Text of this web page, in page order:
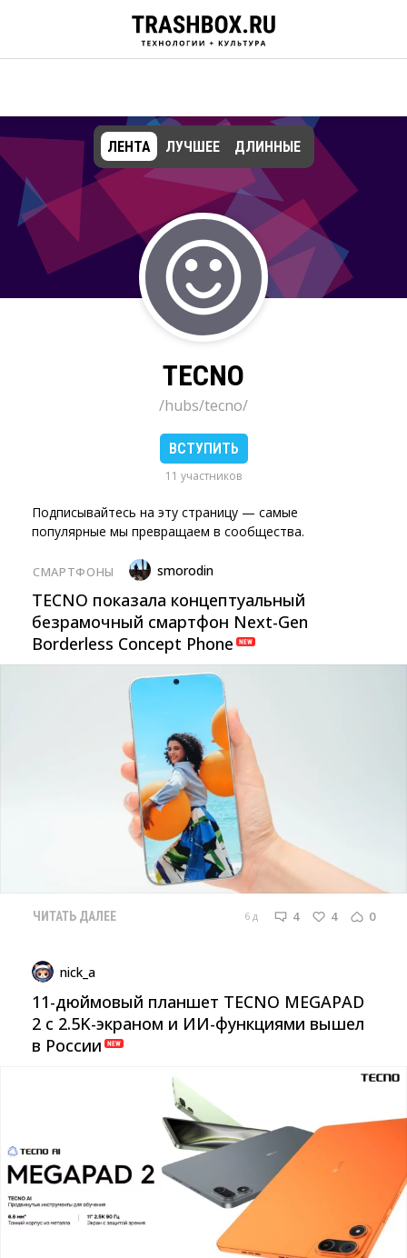
ЛЕНТА ЛУЧШЕЕ ДЛИННЫЕ
TECNO
/hubs/tecno/
ВСТУПИТЬ
11 участников
Подписывайтесь на эту страницу — самые
популярные мы превращаем в сообщества.
СМАРТФОНЫ smorodin
TECNO показала концептуальный
безрамочный смартфон Next-Gen
Borderless Concept Phone
ЧИТАТЬ ДАЛЕЕ 6 д 4 4 0
nick_a
11-дюймовый планшет TECNO MEGAPAD
2 с 2.5K-экраном и ИИ-функциями вышел
в России